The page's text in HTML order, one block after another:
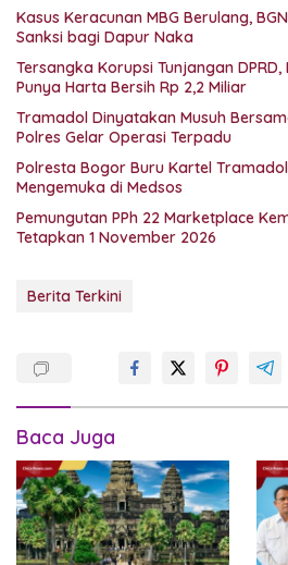
Kasus Keracunan MBG Berulang,
Sanksi bagi Dapur Naka
Tersangka Korupsi Tunjangan
Punya Harta Bersih Rp 2,2 Miliar
Tramadol Dinyatakan Musuh
Polres Gelar Operasi Terpadu
Polresta Bogor Buru Kartel
Mengemuka di Medsos
Pemungutan PPh 22 Marketplace
Tetapkan 1 November 2026
Berita Terkini
Baca Juga